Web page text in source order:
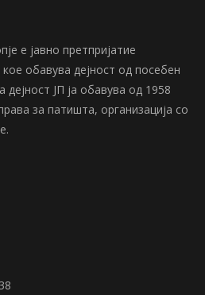
е јавно претпријатие
обавува дејност од посебен
дејност ЈП ја обавува од 1958
за патишта, организација со